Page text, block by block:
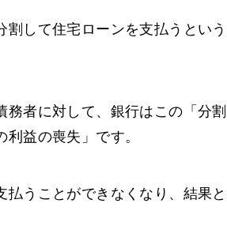
して住宅ローンを支払うという
者に対して、銀行はこの「分割
益の喪失」です。
うことができなくなり、結果と